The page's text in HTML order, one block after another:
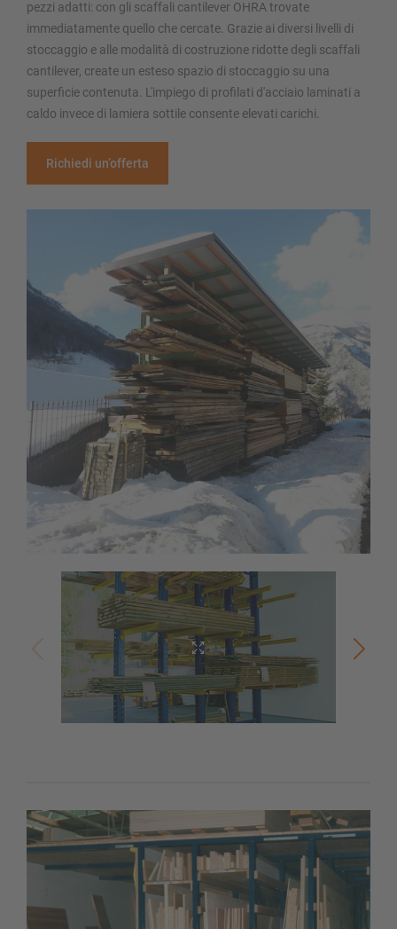
pezzi adatti: con gli scaffali cantilever OHRA trovate
immediatamente quello che cercate. Grazie ai diversi livelli di
stoccaggio e alle modalità di costruzione ridotte degli scaffali
cantilever, create un esteso spazio di stoccaggio su una
superficie contenuta. L'impiego di profilati d'acciaio laminati a
caldo invece di lamiera sottile consente elevati carichi.
Richiedi un’offerta